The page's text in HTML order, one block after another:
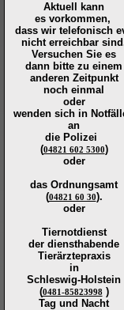
Aktuell kann
es vorkommen,
dass wir telefonisch
nicht erreichbar
Versuchen Sie es
dann bitte zu einem
anderen Zeitpunkt
noch einmal
oder
wenden sich in
an
die
(04821 602 5300)
oder
das Ordnungsamt
(04821 60 30).
oder
Tiernotdienst
der diensthabende
Tierärztepraxis
in
Schleswig-Holstein
(0481-85823998 )
Tag und Nacht